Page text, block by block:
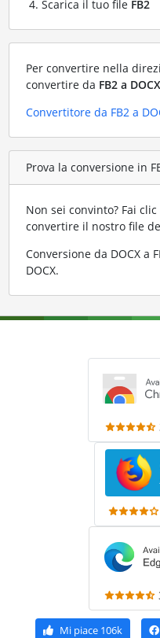
Scarica il tuo file FB2
Per convertire nella
convertire da FB2 a DOCX
Convertitore da FB2 a
Prova la conversione in
Non sei convinto? Fai
convertire il nostro file
Conversione da DOCX a
DOCX.
Mi piace 106k